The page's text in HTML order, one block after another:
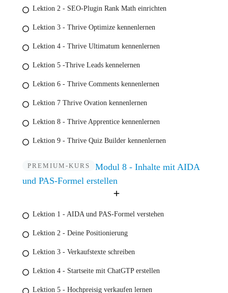
Lektion 2 - SEO-Plugin Rank Math einrichten
Lektion 3 - Thrive Optimize kennenlernen
Lektion 4 - Thrive Ultimatum kennenlernen
Lektion 5 -Thrive Leads kennelernen
Lektion 6 - Thrive Comments kennenlernen
Lektion 7 Thrive Ovation kennenlernen
Lektion 8 - Thrive Apprentice kennenlernen
Lektion 9 - Thrive Quiz Builder kennenlernen
PREMIUM-KURS
Modul 8 - Inhalte mit AIDA
und PAS-Formel erstellen
Lektion 1 - AIDA und PAS-Formel verstehen
Lektion 2 - Deine Positionierung
Lektion 3 - Verkaufstexte schreiben
Lektion 4 - Startseite mit ChatGTP erstellen
Lektion 5 - Hochpreisig verkaufen lernen